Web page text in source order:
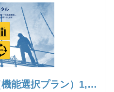
安全情報ポータル（機能選択プラン）1,001名以上